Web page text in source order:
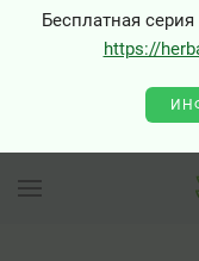
Бесплатная
https://